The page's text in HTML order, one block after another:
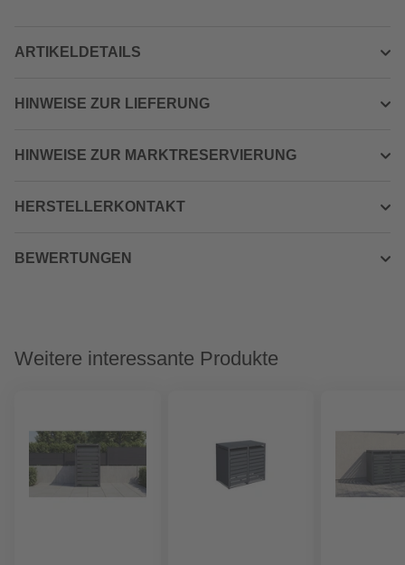
ARTIKELDETAILS
HINWEISE ZUR LIEFERUNG
HINWEISE ZUR MARKTRESERVIERUNG
HERSTELLERKONTAKT
BEWERTUNGEN
Weitere interessante Produkte